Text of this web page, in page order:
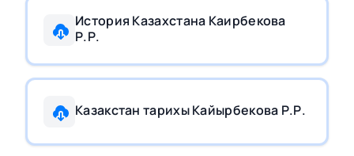
История Казахстана Каирбекова
Р.Р.
Казакстан тарихы Кайырбекова Р.Р.